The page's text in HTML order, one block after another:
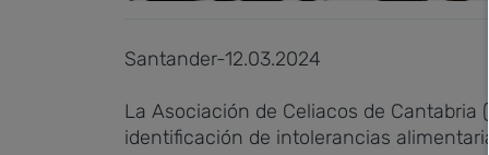
Santander-12.03.2024
La Asociación de Celiacos de Cantabria
identificación de intolerancias